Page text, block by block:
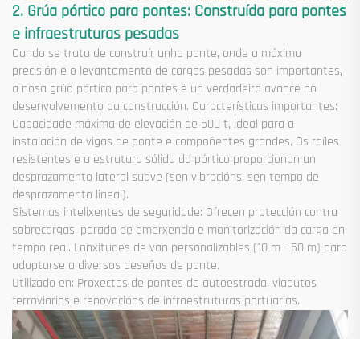
2. Grúa pórtico para pontes: Construída para pontes
e infraestruturas pesadas
Cando se trata de construír unha ponte, onde a máxima
precisión e o levantamento de cargas pesadas son importantes,
a nosa grúa pórtico para pontes é un verdadeiro avance no
desenvolvemento da construcción. Características importantes:
Capacidade máxima de elevación de 500 t, ideal para a
instalación de vigas de ponte e compoñentes grandes. Os raíles
resistentes e a estrutura sólida do pórtico proporcionan un
desprazamento lateral suave (sen vibracións, sen tempo de
desprazamento lineal).
Sistemas intelixentes de seguridade: Ofrecen protección contra
sobrecargas, parada de emerxencia e monitorización da carga en
tempo real. Lonxitudes de van personalizables (10 m - 50 m) para
adaptarse a diversos deseños de ponte.
Utilizado en: Proxectos de pontes de autoestrada, viadutos
ferroviarios e renovacións de infraestruturas portuarias.